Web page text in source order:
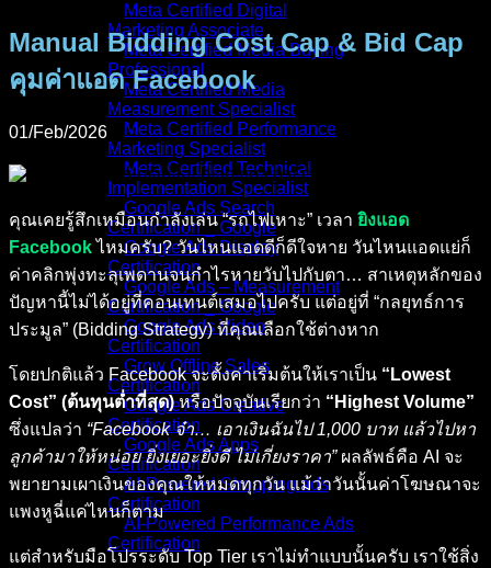
Meta Certified Digital
Marketing Associate
Meta Certified Media Buying
Professional
Meta Certified Media
Measurement Specialist
Meta Certified Performance
Marketing Specialist
Meta Certified Technical
Implementation Specialist
Google Ads Search
Certification _ Google
Google Ads Display
Certification
Google Ads – Measurement
Certification _ Google
Google Ads Video
Certification
Grow Offline Sales
Certification
Google Ads Creative
Certification
Google Ads Apps
Certification
AI-Powered Shopping ads
Certification
AI-Powered Performance Ads
Certification
Manual Bidding Cost Cap & Bid Cap
คุมค่าแอด Facebook
01/Feb/2026
คุณเคยรู้สึกเหมือนกำลังเล่น “รถไฟเหาะ” เวลา ยิงแอด
Facebookไหมครับ? วันไหนแอดดีก็ดีใจหาย วันไหนแอดแย่ก็
ค่าคลิกพุ่งทะลุเพดานจนกำไรหายวับไปกับตา… สาเหตุหลักของ
ปัญหานี้ไม่ได้อยู่ที่คอนเทนต์เสมอไปครับ แต่อยู่ที่ “กลยุทธ์การ
ประมูล” (Bidding Strategy) ที่คุณเลือกใช้ต่างหาก
โดยปกติแล้ว Facebook จะตั้งค่าเริ่มต้นให้เราเป็น “Lowest
Cost” (ต้นทุนต่ำที่สุด)หรือปัจจุบันเรียกว่า “Highest Volume”
ซึ่งแปลว่า “Facebook จ๋า… เอาเงินฉันไป 1,000 บาท แล้วไปหา
ลูกค้ามาให้หน่อย ยิ่งเยอะยิ่งดี ไม่เกี่ยงราคา”ผลลัพธ์คือ AI จะ
พยายามเผาเงินของคุณให้หมดทุกวัน แม้ว่าวันนั้นค่าโฆษณาจะ
แพงหูฉี่แค่ไหนก็ตาม
แต่สำหรับมือโปรระดับ Top Tier เราไม่ทำแบบนั้นครับ เราใช้สิ่ง